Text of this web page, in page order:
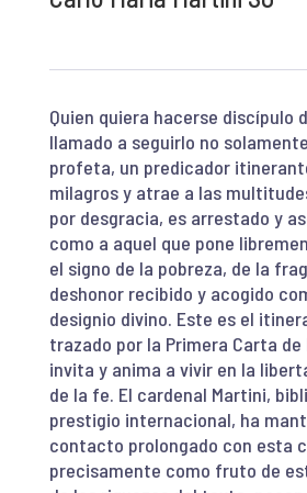
Quien quiera hacerse discípulo
llamado a seguirlo no
profeta, un predicador
milagros y atrae a las
por desgracia, es arrestado y
como a aquel que pone
el signo de la pobreza, de la
deshonor recibido y acogido
designio divino. Este es el
trazado por la Primera Carta de
invita y anima a vivir en la
de la fe. El cardenal Martini,
prestigio internacional, ha
contacto prolongado con esta
precisamente como fruto de